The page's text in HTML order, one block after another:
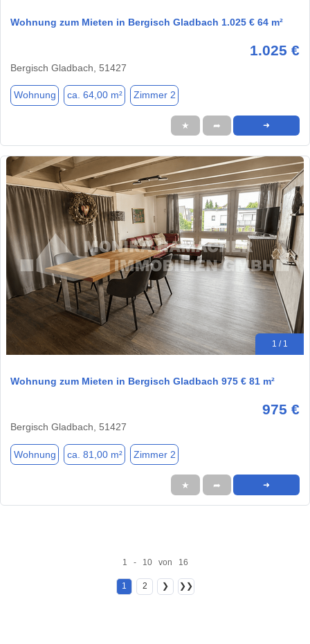
Wohnung zum Mieten in Bergisch Gladbach 1.025 € 64 m²
1.025 €
Bergisch Gladbach, 51427
Wohnung ca. 64,00 m² Zimmer 2
★ ➦ ➜
1 / 1
Wohnung zum Mieten in Bergisch Gladbach 975 € 81 m²
975 €
Bergisch Gladbach, 51427
Wohnung ca. 81,00 m² Zimmer 2
★ ➦ ➜
1 - 10 von 16
1 2 ❯ ❯❯